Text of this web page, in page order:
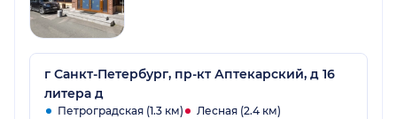
г Санкт-Петербург, пр-кт Аптекарский, д 16
литера д
Петроградская (1.3 км)
Лесная (2.4 км)